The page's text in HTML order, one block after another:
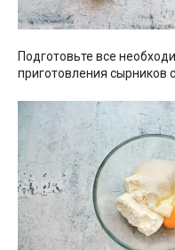
Подготовьте все
приготовления сырников